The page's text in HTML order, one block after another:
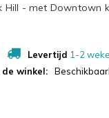
Hill - met Downtown
Levertijd 1-2
winkel: